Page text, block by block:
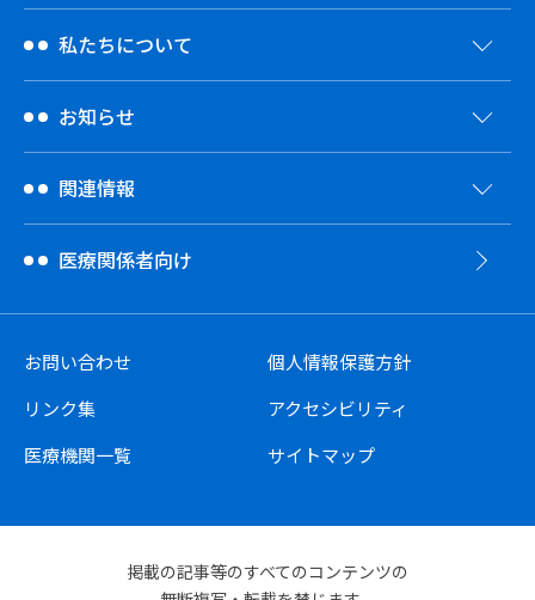
私たちについて
お知らせ
関連情報
医療関係者向け
お問い合わせ
リンク集
医療機関一覧
個人情報保護方針
アクセシビリティ
サイトマップ
掲載の記事等のすべてのコンテンツの